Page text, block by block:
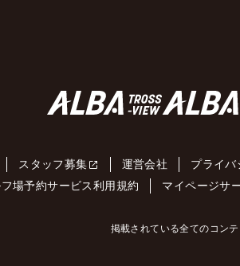
スタッフ募集 運営会社 プライバ
フ場予約サービス利用規約
マイページサ
掲載されている全てのコン